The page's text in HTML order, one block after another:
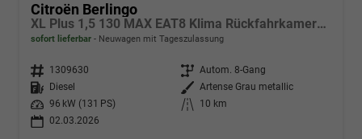
Citroën Berlingo
XL Plus 1,5 130 MAX EAT8 Klima Rückfahrkamera Einparkhilfe Navigation Sitzheizung Keyless
sofort lieferbar Neuwagen mit Tageszulassung
Fahrzeugnr. 1309630 Getriebe Autom. 8-Gang
Kraftstoff
Diesel Außenfarbe Artense Grau metallic
Leistung
96 kW (131 PS) Kilometerstand
10 km
02.03.2026